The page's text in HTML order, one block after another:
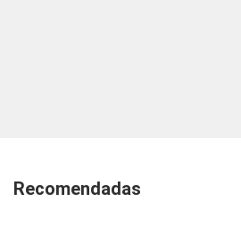
Recomendadas